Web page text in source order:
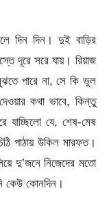
দিন দিন। দুই বাড়ির
দূরে সরে যায়। রিয়াজ
পারে না, সে কি ভুল
কথা ভাবে, কিন্তু
যাচ্ছিলো যে, শেষ-মেষ
পাঠায় উকিল মারফত।
দু’জনে নিজেদের মতো
কেউ কোনদিন।